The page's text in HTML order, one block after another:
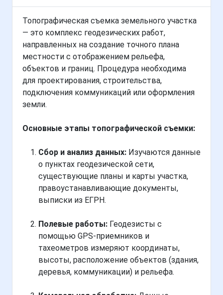
Топографическая съемка земельного участка
— это комплекс геодезических работ,
направленных на создание точного плана
местности с отображением рельефа,
объектов и границ. Процедура необходима
для проектирования, строительства,
подключения коммуникаций или оформления
земли.
Основные этапы топографической съемки:
Сбор и анализ данных: Изучаются данные
о пунктах геодезической сети,
существующие планы и карты участка,
правоустанавливающие документы,
выписки из ЕГРН.
Полевые работы: Геодезисты с
помощью GPS-приемников и
тахеометров измеряют координаты,
высоты, расположение объектов (здания,
деревья, коммуникации) и рельефа.